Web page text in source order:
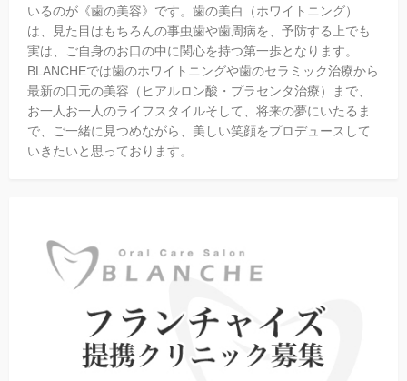
いるのが《歯の美容》です。歯の美白（ホワイトニング）
は、見た目はもちろんの事虫歯や歯周病を、予防する上でも
実は、ご自身のお口の中に関心を持つ第一歩となります。
BLANCHEでは歯のホワイトニングや歯のセラミック治療から
最新の口元の美容（ヒアルロン酸・プラセンタ治療）まで、
お一人お一人のライフスタイルそして、将来の夢にいたるま
で、ご一緒に見つめながら、美しい笑顔をプロデュースして
いきたいと思っております。